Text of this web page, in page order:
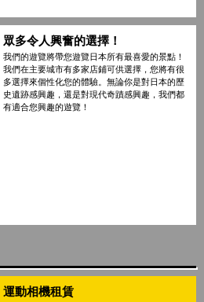
眾多令人興奮的選擇！
我們的遊覽將帶您遊覽日本所有最喜愛的景點！
我們在主要城市有多家店鋪可供選擇，您將有很
多選擇來個性化您的體驗。無論你是對日本的歷
史遺跡感興趣，還是對現代奇蹟感興趣，我們都
有適合您興趣的遊覽！
運動相機租賃